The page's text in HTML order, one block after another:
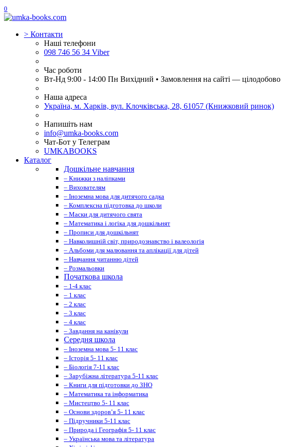
0
> Контакти
Наші телефони
098 746 56 34 Viber
Час роботи
Вт-Нд 9:00 - 14:00 Пн Вихідний • Замовлення на сайті — цілодобово
Наша адреса
Україна, м. Харків, вул. Клочківська, 28, 61057 (Книжковий ринок)
Напишіть нам
info@umka-books.com
Чат-Бот у Телеграм
UMKABOOKS
Каталог
Дошкільне навчання
– Книжки з наліпками
– Вихователям
– Іноземна мова для дитячого садка
– Комплексна підготовка до школи
– Маски для дитячого свята
– Математика і логіка для дошкільнят
– Прописи для дошкільнят
– Навколишній світ, природознавство і валеологія
– Альбоми для малювання та аплікації для дітей
– Навчання читанню дітей
– Розмальовки
Початкова школа
– 1-4 клас
– 1 клас
– 2 клас
– 3 клас
– 4 клас
– Завдання на канікули
Середня школа
– Іноземна мова 5- 11 клас
– Історія 5- 11 клас
– Біологія 7-11 клас
– Зарубіжна література 5-11 клас
– Книги для підготовки до ЗНО
– Математика та інформатика
– Мистецтво 5- 11 клас
– Основи здоров’я 5- 11 клас
– Підручники 5-11 клас
– Природа і Географія 5- 11 клас
– Українська мова та література